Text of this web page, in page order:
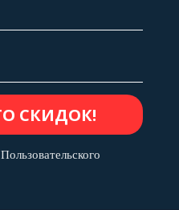
Пользовательского